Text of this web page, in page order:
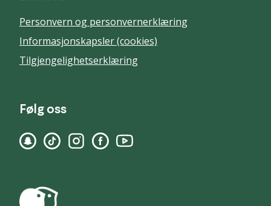
Personvern og personvernerklæring
Informasjonskapsler (cookies)
Tilgjengelighetserklæring
Følg oss